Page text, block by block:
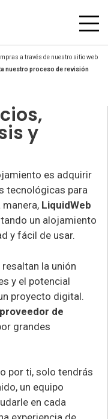
a través de nuestro sitio web
nuestro proceso de revisión
y
es adquirir
tecnológicas para
LiquidWeb
un alojamiento
y fácil de usar.
la unión
y el potencial
proyecto digital.
proveedor de
grandes
por ti, solo tendrás
un equipo
en cada